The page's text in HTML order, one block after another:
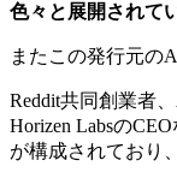
色々と展開されて
またこの発行元の
Reddit共同創業者
Horizen Labsの
が構成されており